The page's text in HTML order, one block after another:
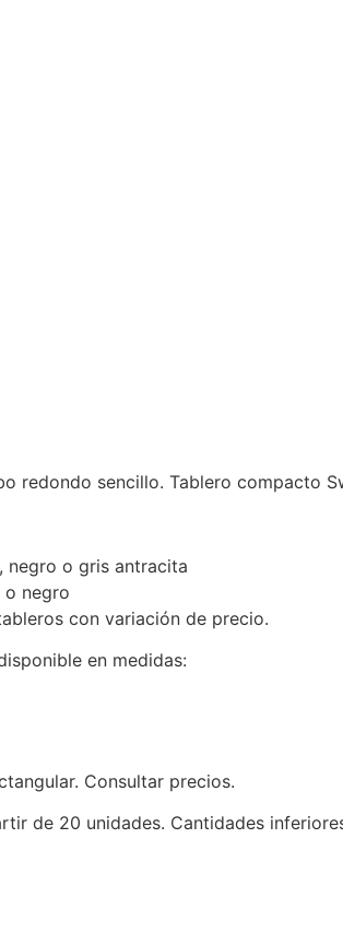
redondo sencillo. Tablero compacto
negro o gris antracita
o negro
con variación de precio.
en medidas:
Consultar precios.
de 20 unidades. Cantidades